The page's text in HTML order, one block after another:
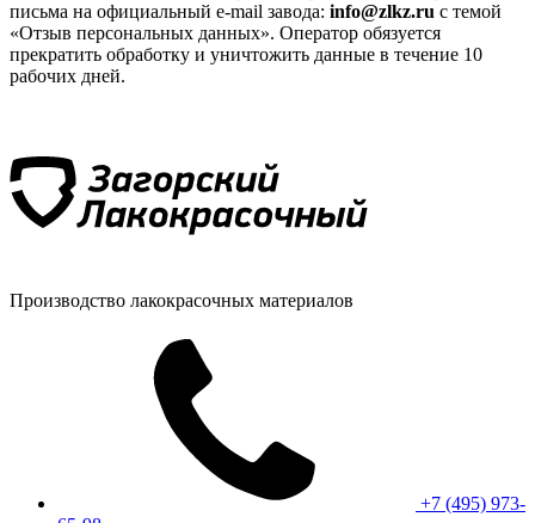
письма на официальный e-mail завода: info@zlkz.ru с темой
«Отзыв персональных данных». Оператор обязуется
прекратить обработку и уничтожить данные в течение 10
рабочих дней.
Производство лакокрасочных материалов
+7 (495) 973-